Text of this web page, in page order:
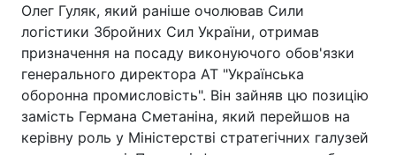
Олег Гуляк, який раніше очолював Сили
логістики Збройних Сил України, отримав
призначення на посаду виконуючого обов'язки
генерального директора АТ "Українська
оборонна промисловість". Він зайняв цю позицію
замість Германа Сметаніна, який перейшов на
керівну роль у Міністерстві стратегічних галузей